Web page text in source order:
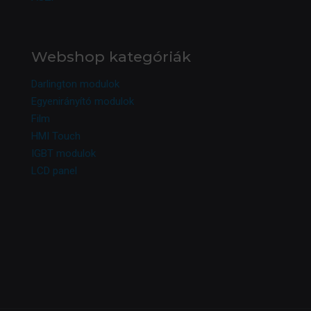
Webshop kategóriák
Darlington modulok
Egyenirányító modulok
Film
HMI Touch
IGBT modulok
LCD panel